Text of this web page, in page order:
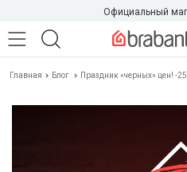
Официальный
Главная Блог Праздник «черных» цен! -